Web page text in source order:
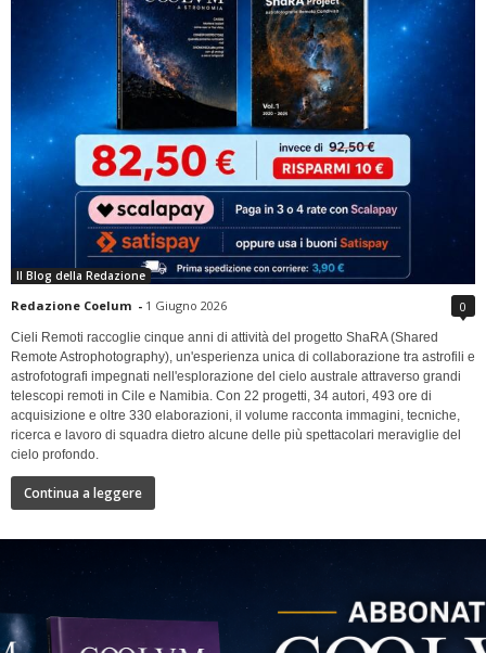
Il Blog della Redazione
Redazione Coelum - 1 Giugno 2026 0
Cieli Remoti raccoglie cinque anni di attività del progetto ShaRA (Shared
Remote Astrophotography), un'esperienza unica di collaborazione tra astrofili e
astrofotografi impegnati nell'esplorazione del cielo australe attraverso grandi
telescopi remoti in Cile e Namibia. Con 22 progetti, 34 autori, 493 ore di
acquisizione e oltre 330 elaborazioni, il volume racconta immagini, tecniche,
ricerca e lavoro di squadra dietro alcune delle più spettacolari meraviglie del
cielo profondo.
Continua a leggere